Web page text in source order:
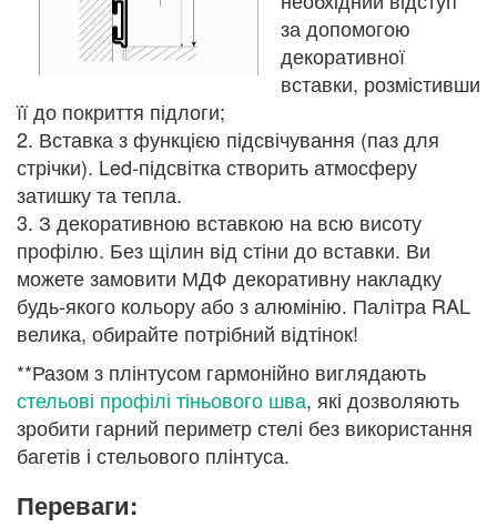
за допомогою
декоративної
вставки, розмістивши
її до покриття підлоги;
2. Вставка з функцією підсвічування (паз для
стрічки). Led-підсвітка створить атмосферу
затишку та тепла.
3. З декоративною вставкою на всю висоту
профілю. Без щілин від стіни до вставки. Ви
можете замовити МДФ декоративну накладку
будь-якого кольору або з алюмінію. Палітра RAL
велика, обирайте потрібний відтінок!
**Разом з плінтусом гармонійно виглядають
стельові профілі тіньового шва, які дозволяють
зробити гарний периметр стелі без використання
багетів і стельового плінтуса.
Переваги: